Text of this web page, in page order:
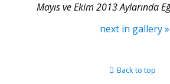
Mayıs ve Ekim 2013 Aylarında
next in gallery »
Back to top